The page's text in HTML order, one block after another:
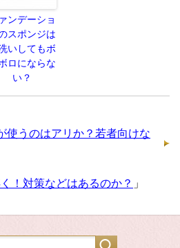
ンデーショ
スポンジは
いしてもボ
ロにならな
い？
使うのはアリか？若者向けな
！対策などはあるのか？ 」